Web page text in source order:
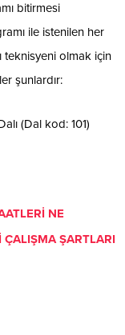
bitirmesi
ile istenilen her
teknisyeni olmak için
şunlardır:
(Dal kod: 101)
NE
ÇALIŞMA ŞARTLARI